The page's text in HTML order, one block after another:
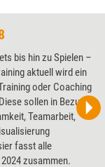
bis hin zu Spielen –
aktuell wird ein
oder Coaching
sollen in Bezug
Teamarbeit,
fasst alle
zusammen.